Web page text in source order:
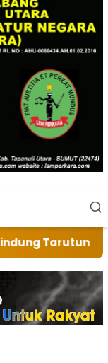
Kebaikan